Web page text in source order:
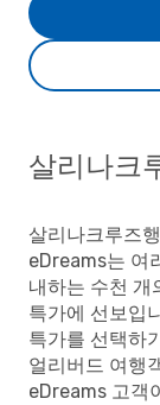
살리나크
살리나크루즈
eDreams는 여
내하는 수천 개
특가에 선보입
특가를 선택하
얼리버드 여행
eDreams 고객